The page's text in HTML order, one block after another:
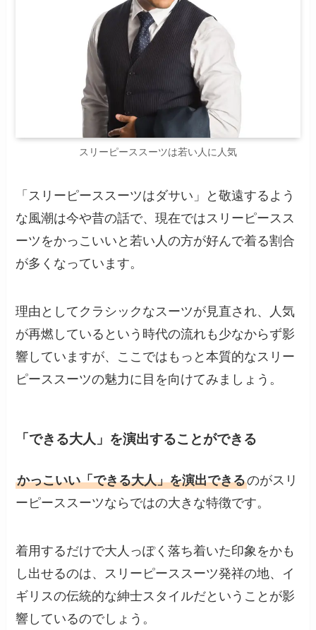
スリーピーススーツは若い人に人気
「スリーピーススーツはダサい」と敬遠するよう
な風潮は今や昔の話で、現在ではスリーピースス
ーツをかっこいいと若い人の方が好んで着る割合
が多くなっています。
理由としてクラシックなスーツが見直され、人気
が再燃しているという時代の流れも少なからず影
響していますが、ここではもっと本質的なスリー
ピーススーツの魅力に目を向けてみましょう。
「できる大人」を演出することができる
かっこいい「できる大人」を演出できるのがスリ
ーピーススーツならではの大きな特徴です。
着用するだけで大人っぽく落ち着いた印象をかも
し出せるのは、スリーピーススーツ発祥の地、イ
ギリスの伝統的な紳士スタイルだということが影
響しているのでしょう。